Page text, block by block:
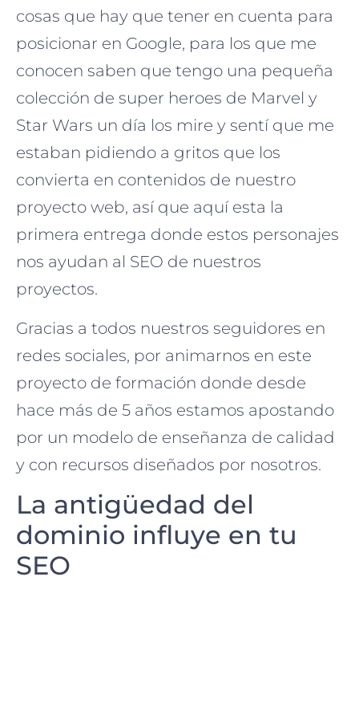
cosas que hay que tener en cuenta para
posicionar en Google, para los que me
conocen saben que tengo una pequeña
colección de super heroes de Marvel y
Star Wars un día los mire y sentí que me
estaban pidiendo a gritos que los
convierta en contenidos de nuestro
proyecto web, así que aquí esta la
primera entrega donde estos personajes
nos ayudan al SEO de nuestros
proyectos.
Gracias a todos nuestros seguidores en
redes sociales, por animarnos en este
proyecto de formación donde desde
hace más de 5 años estamos apostando
por un modelo de enseñanza de calidad
y con recursos diseñados por nosotros.
La antigüedad del
dominio influye en tu
SEO